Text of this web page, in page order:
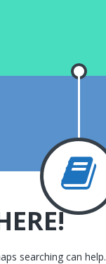
searching can help.